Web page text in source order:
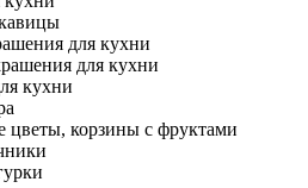
для кухни
для кухни
кухни
цветы, корзины с фруктами